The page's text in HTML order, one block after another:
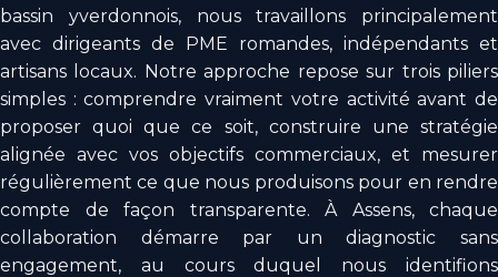
bassin yverdonnois, nous travaillons principalement
avec dirigeants de PME romandes, indépendants et
artisans locaux. Notre approche repose sur trois piliers
simples : comprendre vraiment votre activité avant de
proposer quoi que ce soit, construire une stratégie
alignée avec vos objectifs commerciaux, et mesurer
régulièrement ce que nous produisons pour en rendre
compte de façon transparente. À Assens, chaque
collaboration démarre par un diagnostic sans
engagement, au cours duquel nous identifions